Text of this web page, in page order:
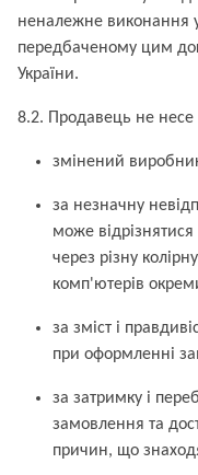
неналежне виконання
передбаченому цим
України.
8.2. Продавець не несе
змінений
за незначну
може
через різну
комп'ютерів
за зміст і
при оформленні
за затримку і
замовлення та
причин, що